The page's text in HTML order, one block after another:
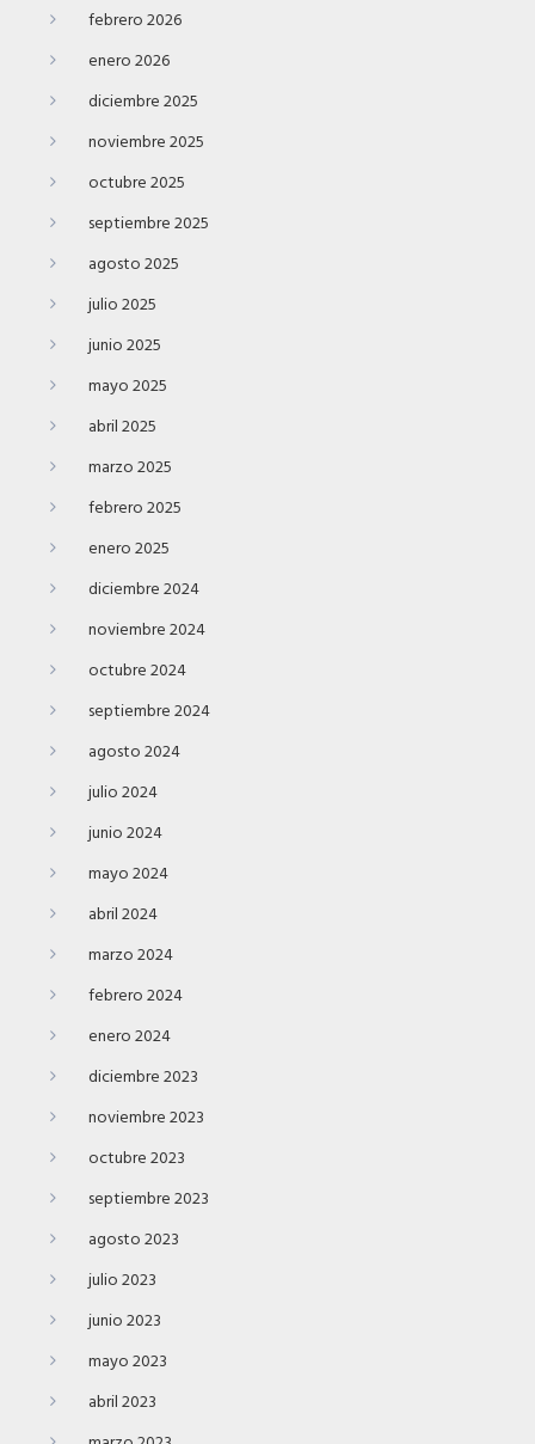
febrero 2026
enero 2026
diciembre 2025
noviembre 2025
octubre 2025
septiembre 2025
agosto 2025
julio 2025
junio 2025
mayo 2025
abril 2025
marzo 2025
febrero 2025
enero 2025
diciembre 2024
noviembre 2024
octubre 2024
septiembre 2024
agosto 2024
julio 2024
junio 2024
mayo 2024
abril 2024
marzo 2024
febrero 2024
enero 2024
diciembre 2023
noviembre 2023
octubre 2023
septiembre 2023
agosto 2023
julio 2023
junio 2023
mayo 2023
abril 2023